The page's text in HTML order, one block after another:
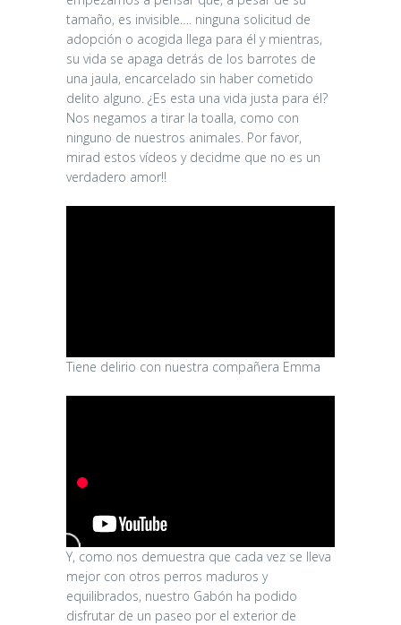
tamaño, es invisible…. ninguna solicitud de
adopción o acogida llega para él y mientras,
su vida se apaga detrás de los barrotes de
una jaula, encarcelado sin haber cometido
delito alguno. ¿Es esta una vida justa para él?
Nos negamos a tirar la toalla, como con
ninguno de nuestros animales. Por favor,
mirad estos vídeos y decidme que no es un
verdadero amor!!
Tiene delirio con nuestra compañera Emma
Y, como nos demuestra que cada vez se lleva
mejor con otros perros maduros y
equilibrados, nuestro Gabón ha podido
disfrutar de un paseo por el exterior de